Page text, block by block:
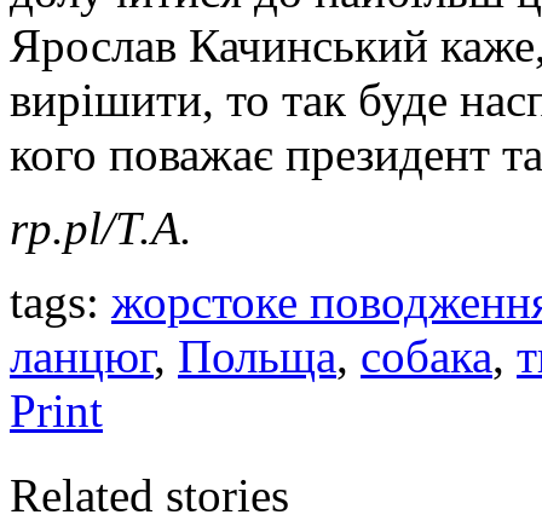
Ярослав Качинський
вирішити, то так буде
кого поважає президент
rp.pl/Т.А.
tags: жорстоке
ланцюг, Польща, собака,
Print
Related stories